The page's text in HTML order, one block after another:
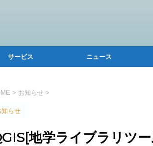
サービス ニュース
> お知らせ >
知らせ
地学ライブラリツ